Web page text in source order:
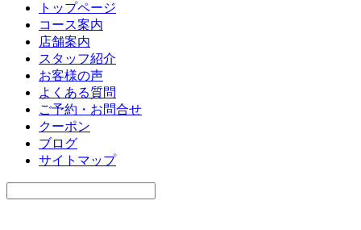
トップページ
コース案内
店舗案内
スタッフ紹介
お客様の声
よくある質問
ご予約・お問合せ
クーポン
ブログ
サイトマップ